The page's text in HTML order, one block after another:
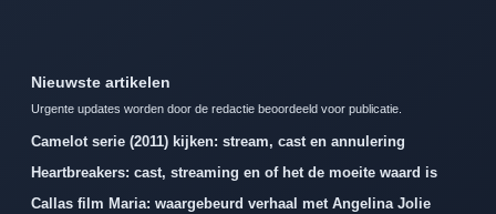
Nieuwste artikelen
Urgente updates worden door de redactie beoordeeld voor publicatie.
Camelot serie (2011) kijken: stream, cast en annulering
Heartbreakers: cast, streaming en of het de moeite waard is
Callas film Maria: waargebeurd verhaal met Angelina Jolie